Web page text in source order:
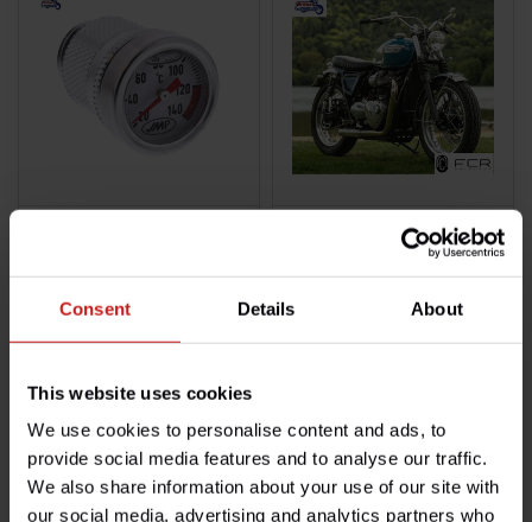
Consent Details About
This website uses cookies
We use cookies to personalise content and ads, to
provide social media features and to analyse our traffic.
We also share information about your use of our site with
our social media, advertising and analytics partners who
€38,50
Ligne FCR "Sous le Moteur"
€1.150,00